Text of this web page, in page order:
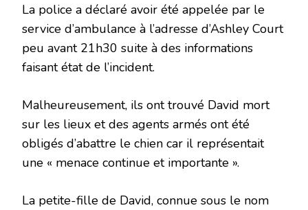
La police a déclaré avoir été appelée par le
service d’ambulance à l’adresse d’Ashley Court
peu avant 21h30 suite à des informations
faisant état de l’incident.
Malheureusement, ils ont trouvé David mort
sur les lieux et des agents armés ont été
obligés d’abattre le chien car il représentait
une « menace continue et importante ».
La petite-fille de David, connue sous le nom